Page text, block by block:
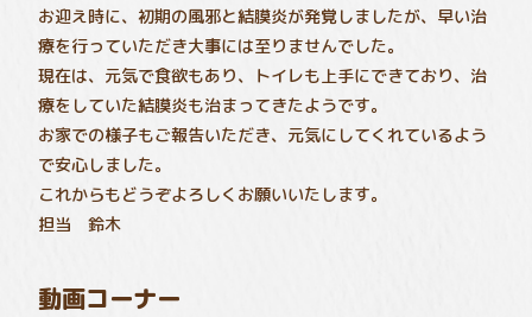
お迎え時に、初期の風邪と結膜炎が発覚しましたが、早い治
療を行っていただき大事には至りませんでした。
現在は、元気で食欲もあり、トイレも上手にできており、治
療をしていた結膜炎も治まってきたようです。
お家での様子もご報告いただき、元気にしてくれているよう
で安心しました。
これからもどうぞよろしくお願いいたします。
担当 鈴木
動画コーナー